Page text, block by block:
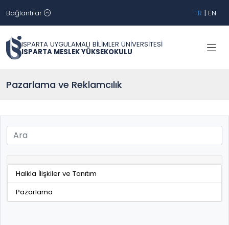
Bağlantılar TR | EN
ISPARTA UYGULAMALI BİLİMLER ÜNİVERSİTESİ
ISPARTA MESLEK YÜKSEKOKULU
Pazarlama ve Reklamcılık
Halkla İlişkiler ve Tanıtım
Pazarlama